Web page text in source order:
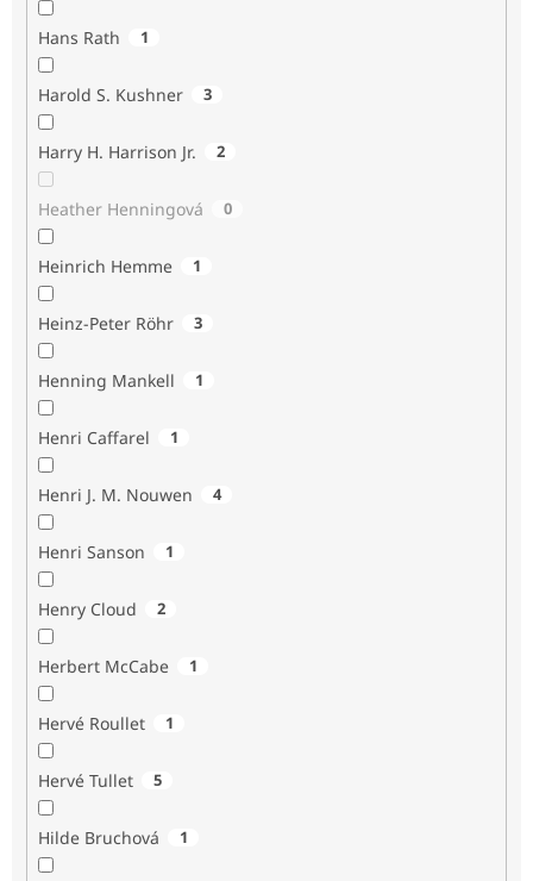
Hans Rath 1
Harold S. Kushner 3
Harry H. Harrison Jr. 2
Heather Henningová 0
Heinrich Hemme 1
Heinz-Peter Röhr 3
Henning Mankell 1
Henri Caffarel 1
Henri J. M. Nouwen 4
Henri Sanson 1
Henry Cloud 2
Herbert McCabe 1
Hervé Roullet 1
Hervé Tullet 5
Hilde Bruchová 1